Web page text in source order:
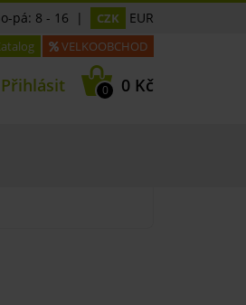
pá: 8 - 16 | CZK EUR
VELKOOBCHOD
Přihlásit 0 0 Kč